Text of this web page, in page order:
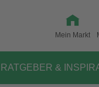
Mein Markt
RATGEBER &